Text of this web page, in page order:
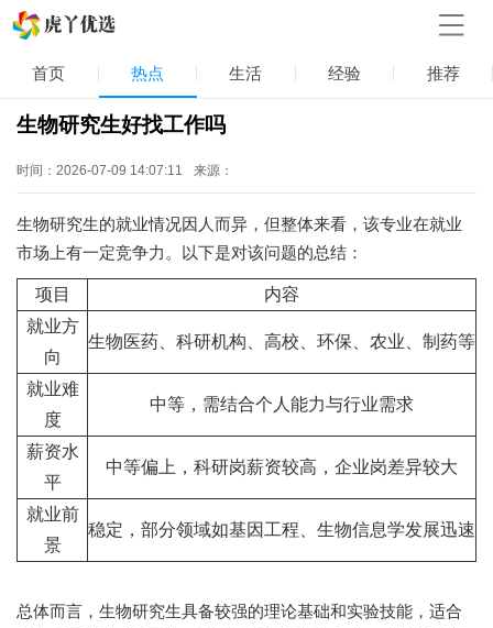
首页 热点 生活 经验 推荐
生物研究生好找工作吗
时间：2026-07-09 14:07:11 来源：
生物研究生的就业情况因人而异，但整体来看，该专业在就业
市场上有一定竞争力。以下是对该问题的总结：
项目
内容
就业方
向
生物医药、科研机构、高校、环保、农业、制药等
就业难
度
中等，需结合个人能力与行业需求
薪资水
平
中等偏上，科研岗薪资较高，企业岗差异较大
就业前
景
稳定，部分领域如基因工程、生物信息学发展迅速
总体而言，生物研究生具备较强的理论基础和实验技能，适合